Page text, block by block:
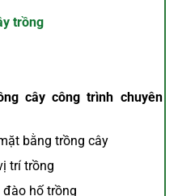
trồng
cây công trình chuyên
bằng trồng cây
trí trồng
hố trồng